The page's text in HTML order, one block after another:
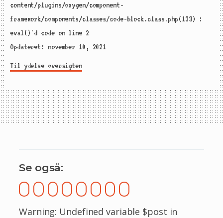
content/plugins/oxygen/component-
framework/components/classes/code-block.class.php(133) :
eval()'d code on line 2
Opdateret: november 10, 2021
Til ydelse oversigten
Se også:
Warning: Undefined variable $post in